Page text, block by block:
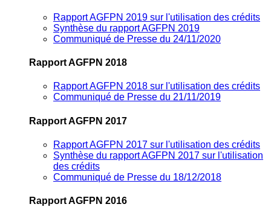
Rapport AGFPN 2019 sur l'utilisation des crédits
Synthèse du rapport AGFPN 2019
Communiqué de Presse du 24/11/2020
Rapport AGFPN 2018
Rapport AGFPN 2018 sur l'utilisation des crédits
Communiqué de Presse du 21/11/2019
Rapport AGFPN 2017
Rapport AGFPN 2017 sur l'utilisation des crédits
Synthèse du rapport AGFPN 2017 sur l'utilisation
des crédits
Communiqué de Presse du 18/12/2018
Rapport AGFPN 2016